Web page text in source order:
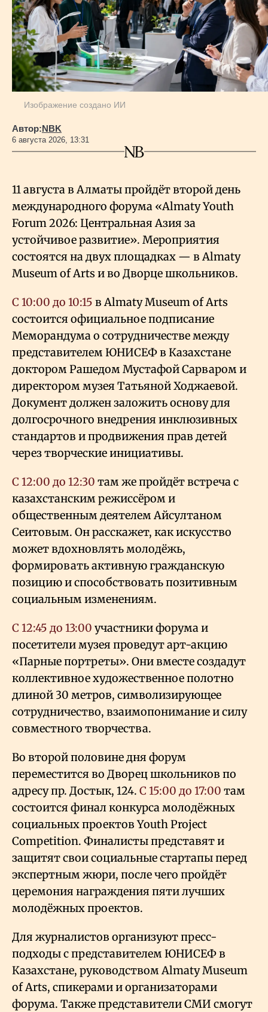
Изображение создано ИИ
Автор:NBK
6 августа 2026, 13:31
11 августа в Алматы пройдёт второй день
международного форума «Almaty Youth
Forum 2026: Центральная Азия за
устойчивое развитие». Мероприятия
состоятся на двух площадках — в Almaty
Museum of Arts и во Дворце школьников.
С 10:00 до 10:15 в Almaty Museum of Arts
состоится официальное подписание
Меморандума о сотрудничестве между
представителем ЮНИСЕФ в Казахстане
доктором Рашедом Мустафой Сарваром и
директором музея Татьяной Ходжаевой.
Документ должен заложить основу для
долгосрочного внедрения инклюзивных
стандартов и продвижения прав детей
через творческие инициативы.
С 12:00 до 12:30 там же пройдёт встреча с
казахстанским режиссёром и
общественным деятелем Айсултаном
Сеитовым. Он расскажет, как искусство
может вдохновлять молодёжь,
формировать активную гражданскую
позицию и способствовать позитивным
социальным изменениям.
С 12:45 до 13:00 участники форума и
посетители музея проведут арт-акцию
«Парные портреты». Они вместе создадут
коллективное художественное полотно
длиной 30 метров, символизирующее
сотрудничество, взаимопонимание и силу
совместного творчества.
Во второй половине дня форум
переместится во Дворец школьников по
адресу пр. Достык, 124. С 15:00 до 17:00 там
состоится финал конкурса молодёжных
социальных проектов Youth Project
Competition. Финалисты представят и
защитят свои социальные стартапы перед
экспертным жюри, после чего пройдёт
церемония награждения пяти лучших
молодёжных проектов.
Для журналистов организуют пресс-
подходы с представителем ЮНИСЕФ в
Казахстане, руководством Almaty Museum
of Arts, спикерами и организаторами
форума. Также представители СМИ смогут